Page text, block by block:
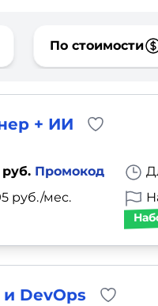
По стоимости
+ ИИ
руб. Промокод
руб./мес.
DevOps
язык
и